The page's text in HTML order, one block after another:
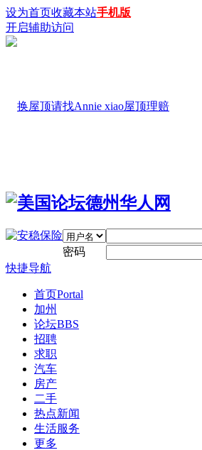
设为首页收藏本站手机版
开启辅助访问
密码
快捷导航
首页Portal
加州
论坛BBS
招聘
求职
汽车
房产
二手
热点新闻
生活服务
更多